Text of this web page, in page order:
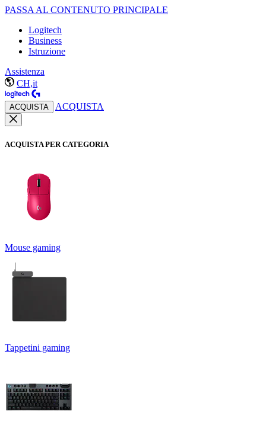
PASSA AL CONTENUTO PRINCIPALE
Logitech
Business
Istruzione
Assistenza
CH,it
ACQUISTA ACQUISTA
ACQUISTA PER CATEGORIA
Mouse gaming
Tappetini gaming